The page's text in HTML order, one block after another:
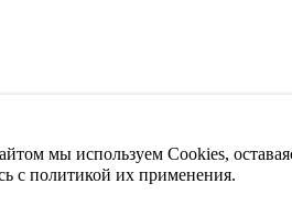
мы используем Cookies,
с политикой их применения.